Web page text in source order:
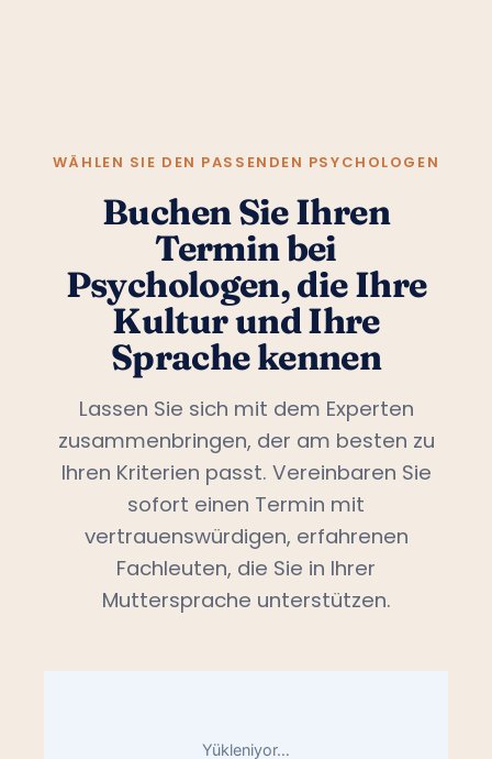
WÄHLEN SIE DEN PASSENDEN PSYCHOLOGEN
Buchen Sie Ihren
Termin bei
Psychologen, die Ihre
Kultur und Ihre
Sprache kennen
Lassen Sie sich mit dem Experten
zusammenbringen, der am besten zu
Ihren Kriterien passt. Vereinbaren Sie
sofort einen Termin mit
vertrauenswürdigen, erfahrenen
Fachleuten, die Sie in Ihrer
Muttersprache unterstützen.